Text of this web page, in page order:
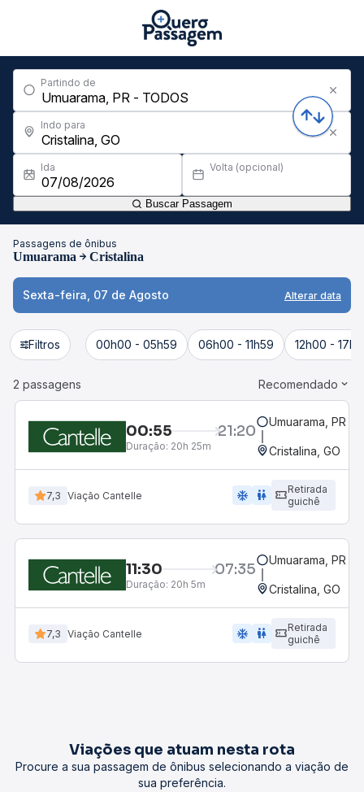
Partindo de
Indo para
Ida Volta (opcional)
Buscar Passagem
Passagens de ônibus
Umuarama Cristalina
Sexta-feira, 07 de Agosto Alterar data
Filtros 00h00 - 05h59 06h00 - 11h59 12h00 -
2 passagens Recomendado
00:55 21:20
Duração: 20h 25m
Umuarama, PR
Cristalina, GO
7,3 Viação Cantelle ac_unit wc
Retirada
guichê
11:30 07:35
Duração: 20h 5m
Umuarama, PR
Cristalina, GO
7,3 Viação Cantelle ac_unit wc
Retirada
guichê
Viações que atuam nesta rota
Procure a sua passagem de ônibus selecionando a viação de
sua preferência.